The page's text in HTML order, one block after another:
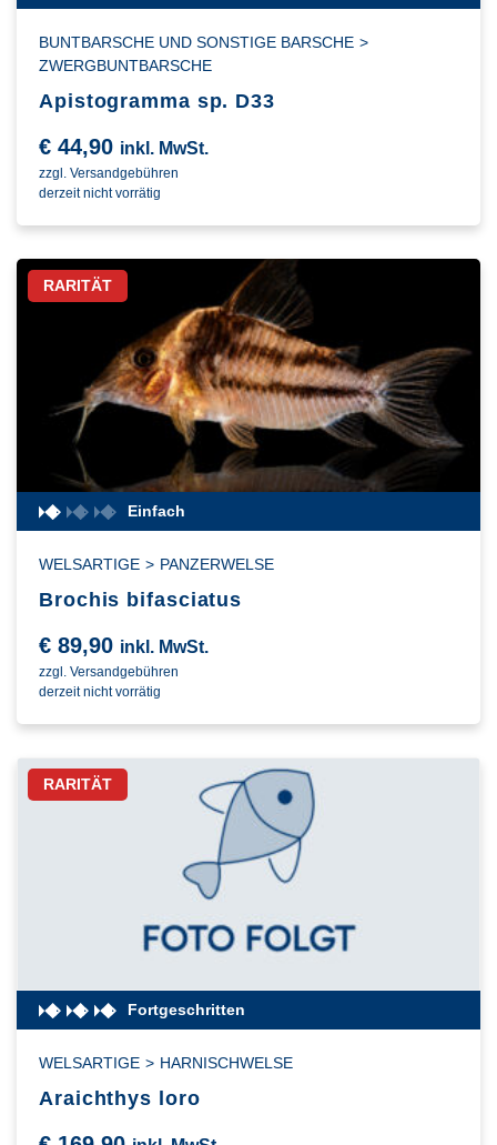
BUNTBARSCHE UND SONSTIGE BARSCHE >
ZWERGBUNTBARSCHE
Apistogramma sp. D33
€ 44,90 inkl. MwSt.
zzgl. Versandgebühren
derzeit nicht vorrätig
RARITÄT
Einfach
WELSARTIGE > PANZERWELSE
Brochis bifasciatus
€ 89,90 inkl. MwSt.
zzgl. Versandgebühren
derzeit nicht vorrätig
RARITÄT
Fortgeschritten
WELSARTIGE > HARNISCHWELSE
Araichthys loro